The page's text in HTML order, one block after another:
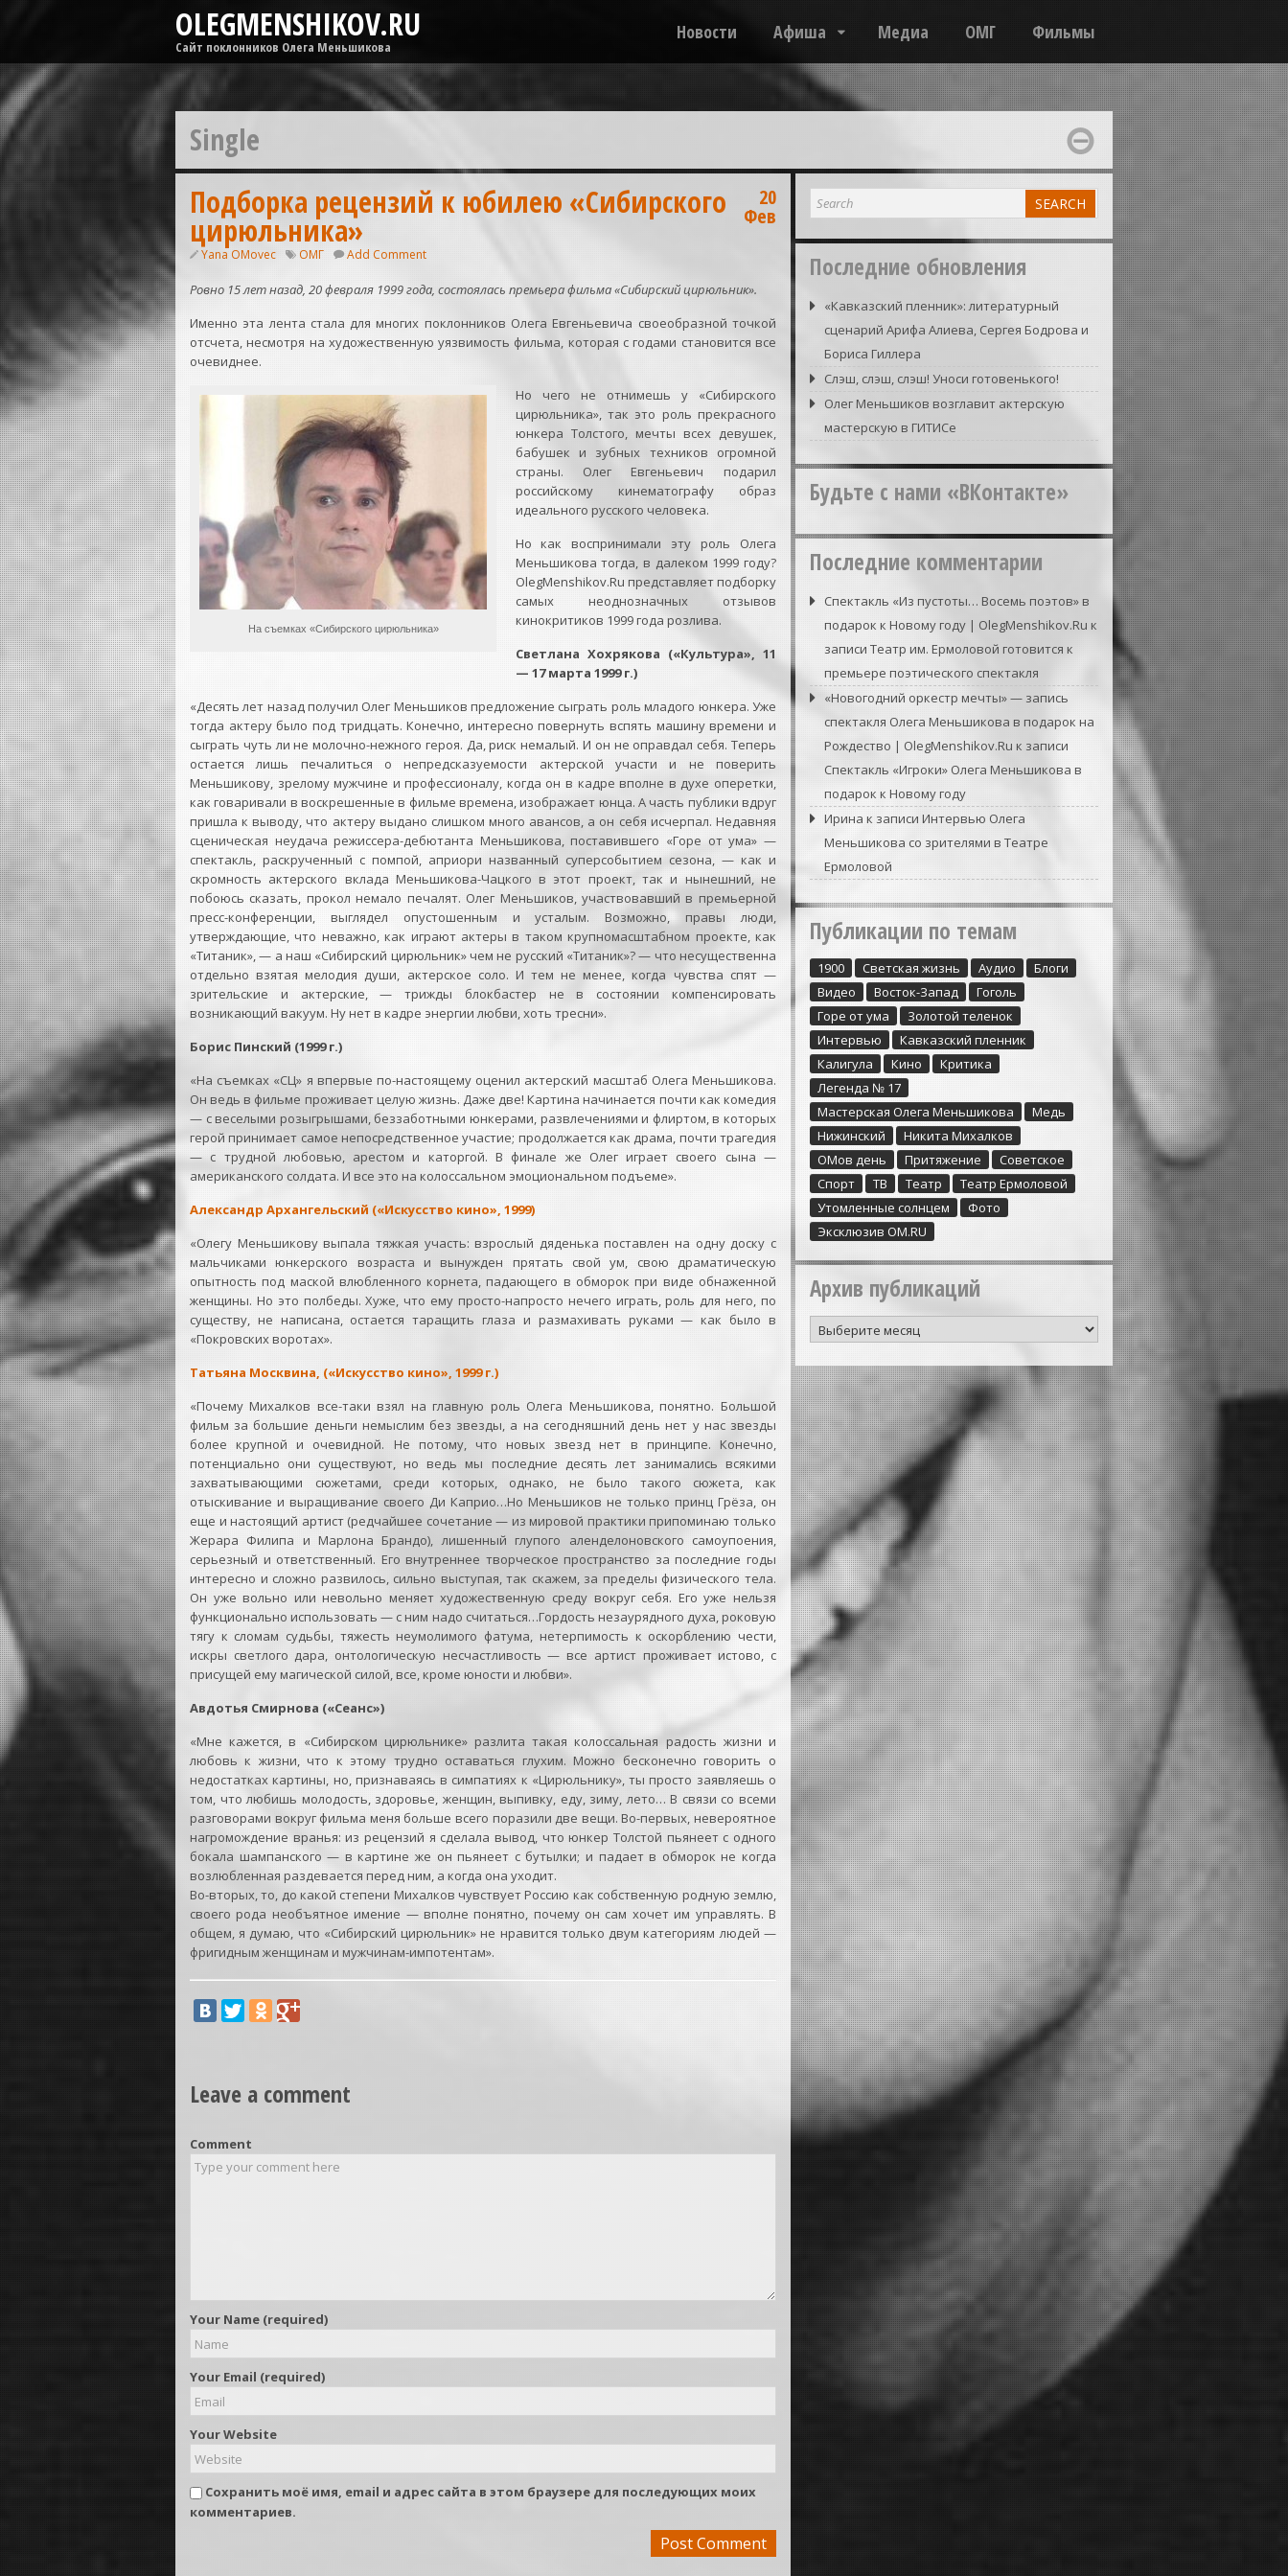
OLEGMENSHIKOV.RU
Сайт поклонников Олега Меньшикова
Новости Афиша Медиа ОМГ Фильмы
Single
Подборка рецензий к юбилею «Сибирского
цирюльника»
Yana OMovec ОМГ Add Comment
20
Фев
Ровно 15 лет назад, 20 февраля 1999 года, состоялась премьера фильма «Сибирский цирюльник».
Именно эта лента стала для многих поклонников Олега Евгеньевича своеобразной точкой
отсчета, несмотря на художественную уязвимость фильма, которая с годами становится все
очевиднее.
На съемках «Сибирского цирюльника»
Но чего не отнимешь у «Сибирского
цирюльника», так это роль прекрасного
юнкера Толстого, мечты всех девушек,
бабушек и зубных техников огромной
страны. Олег Евгеньевич подарил
российскому кинематографу образ
идеального русского человека.
Но как воспринимали эту роль Олега
Меньшикова тогда, в далеком 1999 году?
OlegMenshikov.Ru представляет подборку
самых неоднозначных отзывов
кинокритиков 1999 года розлива.
Светлана Хохрякова («Культура», 11
— 17 марта 1999 г.)
«Десять лет назад получил Олег Меньшиков предложение сыграть роль младого юнкера. Уже
тогда актеру было под тридцать. Конечно, интересно повернуть вспять машину времени и
сыграть чуть ли не молочно-нежного героя. Да, риск немалый. И он не оправдал себя. Теперь
остается лишь печалиться о непредсказуемости актерской участи и не поверить
Меньшикову, зрелому мужчине и профессионалу, когда он в кадре вполне в духе оперетки,
как говаривали в воскрешенные в фильме времена, изображает юнца. А часть публики вдруг
пришла к выводу, что актеру выдано слишком много авансов, а он себя исчерпал. Недавняя
сценическая неудача режиссера-дебютанта Меньшикова, поставившего «Горе от ума» —
спектакль, раскрученный с помпой, априори названный суперсобытием сезона, — как и
скромность актерского вклада Меньшикова-Чацкого в этот проект, так и нынешний, не
побоюсь сказать, прокол немало печалят. Олег Меньшиков, участвовавший в премьерной
пресс-конференции, выглядел опустошенным и усталым. Возможно, правы люди,
утверждающие, что неважно, как играют актеры в таком крупномасштабном проекте, как
«Титаник», — а наш «Сибирский цирюльник» чем не русский «Титаник»? — что несущественна
отдельно взятая мелодия души, актерское соло. И тем не менее, когда чувства спят —
зрительские и актерские, — трижды блокбастер не в состоянии компенсировать
возникающий вакуум. Ну нет в кадре энергии любви, хоть тресни».
Борис Пинский (1999 г.)
«На съемках «СЦ» я впервые по-настоящему оценил актерский масштаб Олега Меньшикова.
Он ведь в фильме проживает целую жизнь. Даже две! Картина начинается почти как комедия
— с веселыми розыгрышами, беззаботными юнкерами, развлечениями и флиртом, в которых
герой принимает самое непосредственное участие; продолжается как драма, почти трагедия
— с трудной любовью, арестом и каторгой. В финале же Олег играет своего сына —
американского солдата. И все это на колоссальном эмоциональном подъеме».
Александр Архангельский («Искусство кино», 1999)
«Олегу Меньшикову выпала тяжкая участь: взрослый дяденька поставлен на одну доску с
мальчиками юнкерского возраста и вынужден прятать свой ум, свою драматическую
опытность под маской влюбленного корнета, падающего в обморок при виде обнаженной
женщины. Но это полбеды. Хуже, что ему просто-напросто нечего играть, роль для него, по
существу, не написана, остается таращить глаза и размахивать руками — как было в
«Покровских воротах».
Татьяна Москвина, («Искусство кино», 1999 г.)
«Почему Михалков все-таки взял на главную роль Олега Меньшикова, понятно. Большой
фильм за большие деньги немыслим без звезды, а на сегодняшний день нет у нас звезды
более крупной и очевидной. Не потому, что новых звезд нет в принципе. Конечно,
потенциально они существуют, но ведь мы последние десять лет занимались всякими
захватывающими сюжетами, среди которых, однако, не было такого сюжета, как
отыскивание и выращивание своего Ди Каприо…Но Меньшиков не только принц Грёза, он
еще и настоящий артист (редчайшее сочетание — из мировой практики припоминаю только
Жерара Филипа и Марлона Брандо), лишенный глупого аленделоновского самоупоения,
серьезный и ответственный. Его внутреннее творческое пространство за последние годы
интересно и сложно развилось, сильно выступая, так скажем, за пределы физического тела.
Он уже вольно или невольно меняет художественную среду вокруг себя. Его уже нельзя
функционально использовать — с ним надо считаться…Гордость незаурядного духа, роковую
тягу к сломам судьбы, тяжесть неумолимого фатума, нетерпимость к оскорблению чести,
искры светлого дара, онтологическую несчастливость — все артист проживает истово, с
присущей ему магической силой, все, кроме юности и любви».
Авдотья Смирнова («Сеанс»)
«Мне кажется, в «Сибирском цирюльнике» разлита такая колоссальная радость жизни и
любовь к жизни, что к этому трудно оставаться глухим. Можно бесконечно говорить о
недостатках картины, но, признаваясь в симпатиях к «Цирюльнику», ты просто заявляешь о
том, что любишь молодость, здоровье, женщин, выпивку, еду, зиму, лето… В связи со всеми
разговорами вокруг фильма меня больше всего поразили две вещи. Во-первых, невероятное
нагромождение вранья: из рецензий я сделала вывод, что юнкер Толстой пьянеет с одного
бокала шампанского — в картине же он пьянеет с бутылки; и падает в обморок не когда
возлюбленная раздевается перед ним, а когда она уходит.
Во-вторых, то, до какой степени Михалков чувствует Россию как собственную родную землю,
своего рода необъятное имение — вполне понятно, почему он сам хочет им управлять. В
общем, я думаю, что «Сибирский цирюльник» не нравится только двум категориям людей —
фригидным женщинам и мужчинам-импотентам».
Leave a comment
Comment
Your Name (required)
Your Email (required)
Your Website
Сохранить моё имя, email и адрес сайта в этом браузере для последующих моих
комментариев.
Последние обновления
«Кавказский пленник»: литературный
сценарий Арифа Алиева, Сергея Бодрова и
Бориса Гиллера
Слэш, слэш, слэш! Уноси готовенького!
Олег Меньшиков возглавит актерскую
мастерскую в ГИТИСе
Будьте с нами «ВКонтакте»
Последние комментарии
Спектакль «Из пустоты… Восемь поэтов» в
подарок к Новому году | OlegMenshikov.Ru к
записи Театр им. Ермоловой готовится к
премьере поэтического спектакля
«Новогодний оркестр мечты» — запись
спектакля Олега Меньшикова в подарок на
Рождество | OlegMenshikov.Ru к записи
Спектакль «Игроки» Олега Меньшикова в
подарок к Новому году
Ирина к записи Интервью Олега
Меньшикова со зрителями в Театре
Ермоловой
Публикации по темам
1900 Cветская жизнь Аудио
Блоги
Видео
Восток-Запад
Гоголь
Горе от ума
Золотой теленок
Интервью
Кавказский пленник
Калигула
Кино
Критика
Легенда № 17
Мастерская Олега Меньшикова
Медь
Нижинский
Никита Михалков
ОМов день
Притяжение
Советское
Спорт
ТВ Театр
Театр Ермоловой
Утомленные солнцем
Фото
Эксклюзив ОМ.RU
Архив публикаций
Архив
публикаций